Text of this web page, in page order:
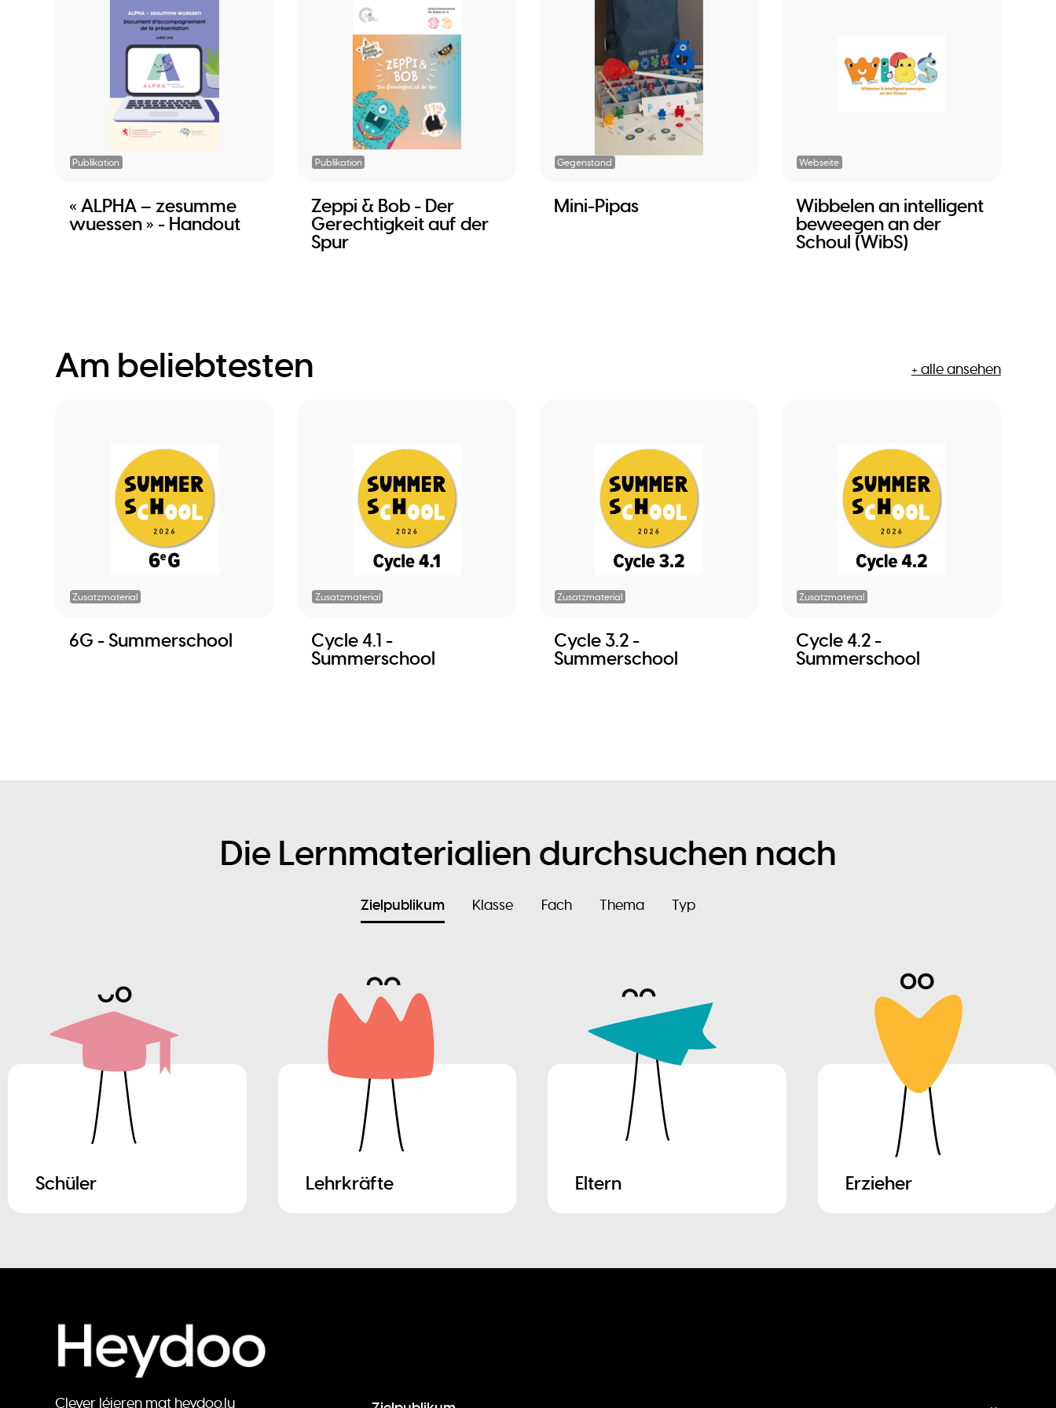
Publikation
« ALPHA – zesumme
wuessen » - Handout
Publikation
Zeppi & Bob - Der
Gerechtigkeit auf der
Spur
Gegenstand
Mini-Pipas
Webseite
Wibbelen an intelligent
beweegen an der
Schoul (WibS)
Am beliebtesten
Zusatzmaterial
6G - Summerschool
Zusatzmaterial
Cycle 4.1 -
Summerschool
Zusatzmaterial
Cycle 3.2 -
Summerschool
Zusatzmaterial
Cycle 4.2 -
Summerschool
+ alle ansehen
Die Lernmaterialien durchsuchen nach
Zielpublikum Klasse Fach Thema Typ
Schüler Lehrkräfte Eltern Erzieher
Clever léieren mat heydoo.lu